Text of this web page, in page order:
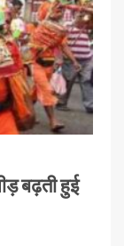
बढ़ती हुई